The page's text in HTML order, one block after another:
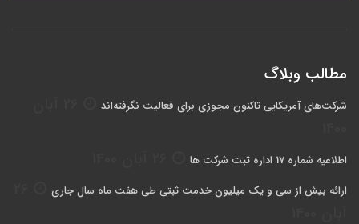
مطالب وبلاگ
شرکت‌های آمریکایی تاکنون مجوزی برای فعالیت نگرفته‌اند
اطلاعیه شماره 17 اداره ثبت شرکت ها
ارائه بیش از سی و یک میلیون خدمت ثبتی طی هفت ماه سال جاری